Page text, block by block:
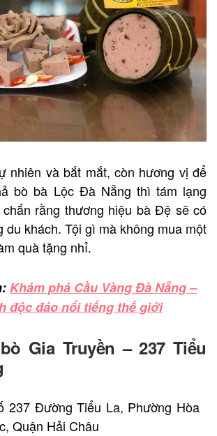
nhiên và bắt mắt, còn hương vị để
bò bà Lộc Đà Nẵng thì tám lạng
rằng thương hiệu bà Đệ sẽ có
du khách. Tội gì mà không mua một
quà tặng nhỉ.
Khám phá Cầu Vàng Đà Nẵng –
độc đáo nổi tiếng thế giới
Gia Truyền – 237 Tiểu
237 Đường Tiểu La, Phường Hòa
Quận Hải Châu